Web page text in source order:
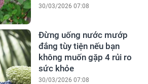
30/03/2026 07:08
Đừng uống nước mướp
đắng tùy tiện nếu bạn
không muốn gặp 4 rủi ro
sức khỏe
30/03/2026 07:08